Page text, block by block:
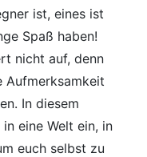
ist, eines ist
Spaß haben!
nicht auf, denn
In diesem
eine Welt ein, in
euch selbst zu